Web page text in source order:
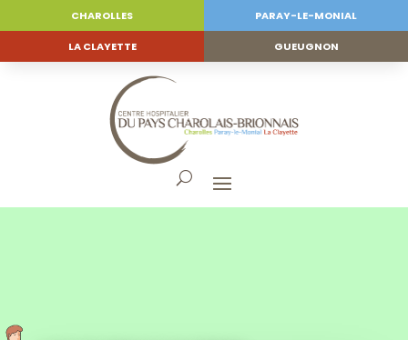
CHAROLLES PARAY-LE-MONIAL
LA CLAYETTE GUEUGNON